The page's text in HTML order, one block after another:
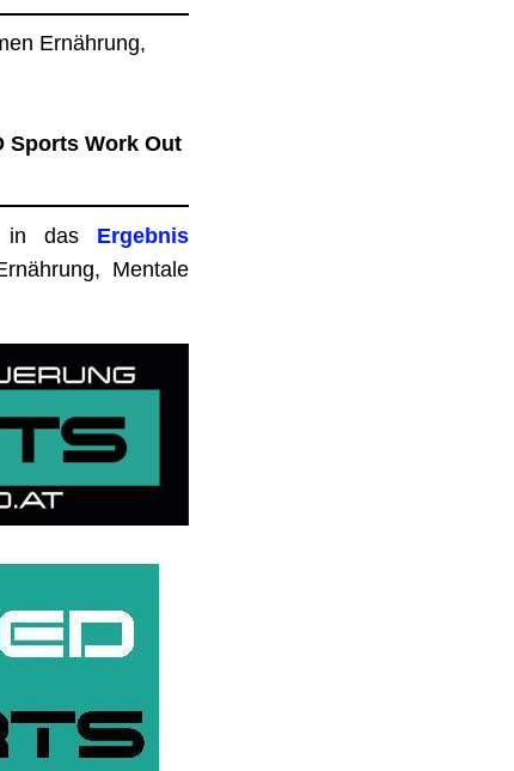
Ernährung,
Sports Work Out
in das Ergebnis
Mentale